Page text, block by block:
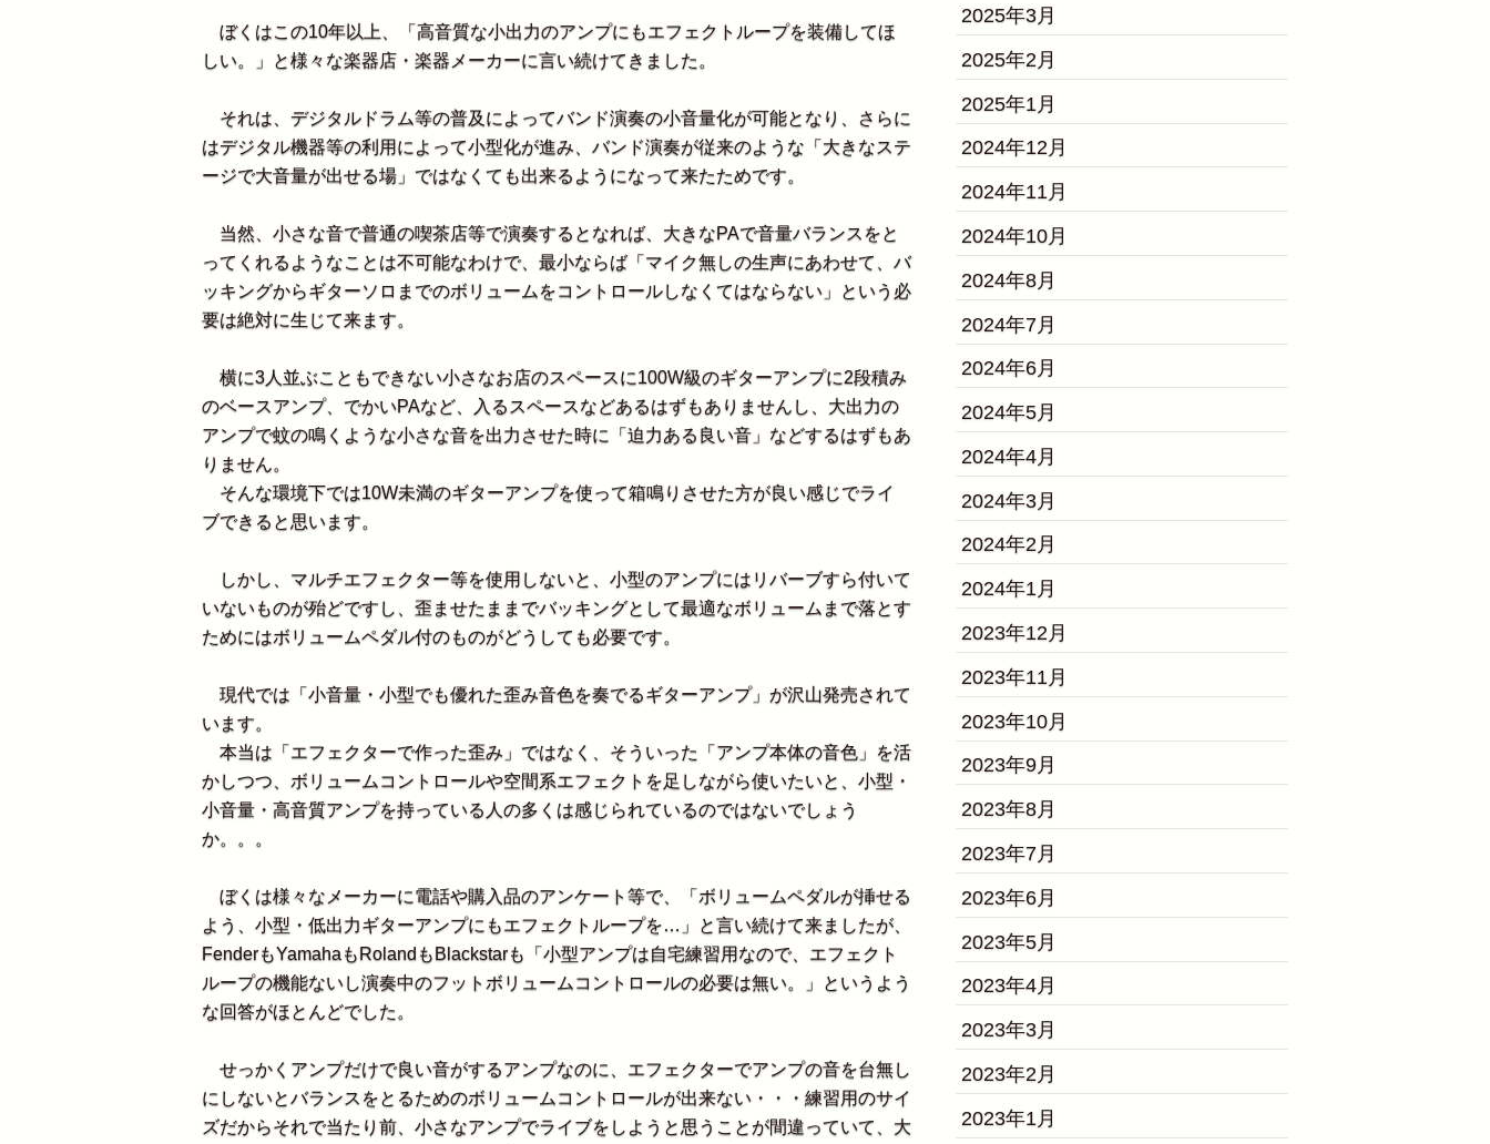
ぼくはこの10年以上、「高音質な小出力のアンプにもエフェクトループを装備してほ
しい。」と様々な楽器店・楽器メーカーに言い続けてきました。
それは、デジタルドラム等の普及によってバンド演奏の小音量化が可能となり、さらに
はデジタル機器等の利用によって小型化が進み、バンド演奏が従来のような「大きなステ
ージで大音量が出せる場」ではなくても出来るようになって来たためです。
当然、小さな音で普通の喫茶店等で演奏するとなれば、大きなPAで音量バランスをと
ってくれるようなことは不可能なわけで、最小ならば「マイク無しの生声にあわせて、バ
ッキングからギターソロまでのボリュームをコントロールしなくてはならない」という必
要は絶対に生じて来ます。
横に3人並ぶこともできない小さなお店のスペースに100W級のギターアンプに2段積み
のベースアンプ、でかいPAなど、入るスペースなどあるはずもありませんし、大出力の
アンプで蚊の鳴くような小さな音を出力させた時に「迫力ある良い音」などするはずもあ
りません。
そんな環境下では10W未満のギターアンプを使って箱鳴りさせた方が良い感じでライ
ブできると思います。
しかし、マルチエフェクター等を使用しないと、小型のアンプにはリバーブすら付いて
いないものが殆どですし、歪ませたままでバッキングとして最適なボリュームまで落とす
ためにはボリュームペダル付のものがどうしても必要です。
現代では「小音量・小型でも優れた歪み音色を奏でるギターアンプ」が沢山発売されて
います。
本当は「エフェクターで作った歪み」ではなく、そういった「アンプ本体の音色」を活
かしつつ、ボリュームコントロールや空間系エフェクトを足しながら使いたいと、小型・
小音量・高音質アンプを持っている人の多くは感じられているのではないでしょう
か。。。
ぼくは様々なメーカーに電話や購入品のアンケート等で、「ボリュームペダルが挿せる
よう、小型・低出力ギターアンプにもエフェクトループを…」と言い続けて来ましたが、
FenderもYamahaもRolandもBlackstarも「小型アンプは自宅練習用なので、エフェクト
ループの機能ないし演奏中のフットボリュームコントロールの必要は無い。」というよう
な回答がほとんどでした。
せっかくアンプだけで良い音がするアンプなのに、エフェクターでアンプの音を台無し
にしないとバランスをとるためのボリュームコントロールが出来ない・・・練習用のサイ
ズだからそれで当たり前、小さなアンプでライブをしようと思うことが間違っていて、大
2025年3月
2025年2月
2025年1月
2024年12月
2024年11月
2024年10月
2024年8月
2024年7月
2024年6月
2024年5月
2024年4月
2024年3月
2024年2月
2024年1月
2023年12月
2023年11月
2023年10月
2023年9月
2023年8月
2023年7月
2023年6月
2023年5月
2023年4月
2023年3月
2023年2月
2023年1月